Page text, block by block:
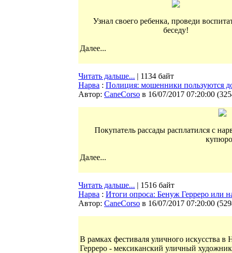
Узнал своего ребенка, проведи
беседу!
Далее...
Читать дальше... | 1134 байт
Нарва : Полиция: мошенники пользуются
Автор: CaneCorso в 16/07/2017 07:20:00 (
Покупатель рассады расплатился с
Далее...
Читать дальше... | 1516 байт
Нарва : Итоги опроса: Бенуж Герреро или
Автор: CaneCorso в 16/07/2017 07:20:00 (
В рамках фестиваля уличного искусства
Герреро - мексиканский уличный